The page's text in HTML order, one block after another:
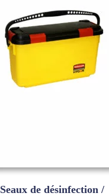
Seaux de désinfection /